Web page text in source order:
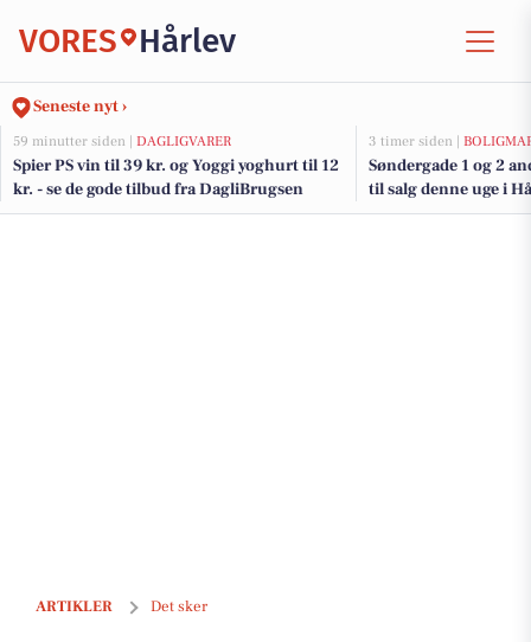
VORES Hårlev
Seneste nyt ›
59 minutter siden | DAGLIGVARER
Spier PS vin til 39 kr. og Yoggi yoghurt til 12
kr. - se de gode tilbud fra DagliBrugsen
3 timer siden |
Søndergade 1 og 2
til salg denne uge i
ARTIKLER Det sker
Udforsk Drømmehaver i Hårlev: En Aften med Åbne Havebesøg